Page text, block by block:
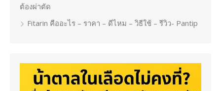
ต้องผ่าตัด
Fitarin คืออะไร – ราคา – ดีไหม – วิธีใช้ – รีวิว- Pantip